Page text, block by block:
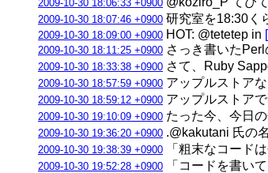
2009-10-30 18:06:33 +0900
2009-10-30 18:07:46 +0900 研究室を18:30く
2009-10-30 18:09:00 +0900 HOT: @tetetep in
2009-10-30 18:11:25 +0900 さっき書いた
2009-10-30 18:33:38 +0900 さて、Ruby
2009-10-30 18:57:59 +0900 アップルストア
2009-10-30 18:59:12 +0900 アップルストア
2009-10-30 19:10:09 +0900 たった今、今日
2009-10-30 19:36:20 +0900 .@kakutani 氏の
2009-10-30 19:38:39 +0900 「粗末なコード
2009-10-30 19:52:28 +0900 「コードを書い